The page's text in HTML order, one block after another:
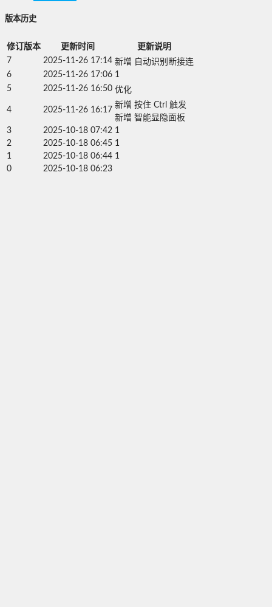
版本历史
修订版本 更新时间
更新说明
7
2025-11-26 17:14 新增 自动识别断接连
6
2025-11-26 17:06 1
5
2025-11-26 16:50 优化
4 2025-11-26 16:17
新增 按住 Ctrl 触发
新增 智能显隐面板
3
2025-10-18 07:42 1
2
2025-10-18 06:45 1
1
2025-10-18 06:44 1
0
2025-10-18 06:23